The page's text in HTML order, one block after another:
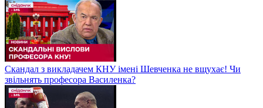
Скандал з викладачем КНУ імені Шевченка не вщухає! Чи
звільнять професора Василенка?